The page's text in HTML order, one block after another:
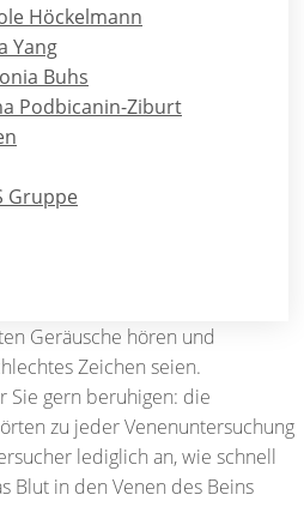
Höckelmann
Yang
Buhs
Podbicanin-Ziburt
Gruppe
mit Bildschirm wird
der Venen des Beins auch
verwendet.
bestimmte hörbare Signale,
Patienten erschrecken sich,
Geräusche hören und
Zeichen seien.
Sie gern beruhigen: die
zu jeder Venenuntersuchung
lediglich an, wie schnell
Blut in den Venen des Beins